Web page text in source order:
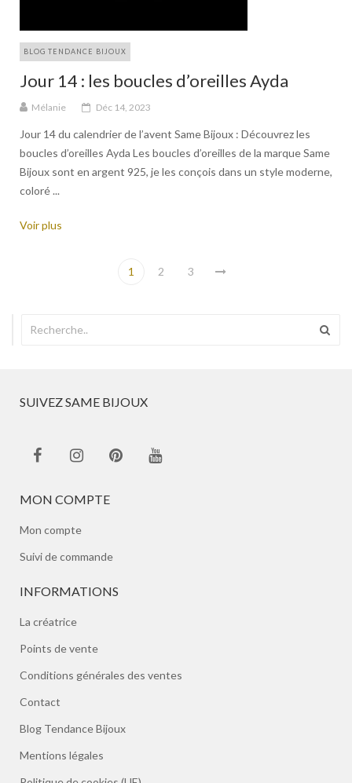
BLOG TENDANCE BIJOUX
Jour 14 : les boucles d’oreilles Ayda
Mélanie Déc 14, 2023
Jour 14 du calendrier de l’avent Same Bijoux : Découvrez les
boucles d’oreilles Ayda Les boucles d’oreilles de la marque Same
Bijoux sont en argent 925, je les conçois dans un style moderne,
coloré ...
Voir plus
1 2 3
SUIVEZ SAME BIJOUX
MON COMPTE
Mon compte
Suivi de commande
INFORMATIONS
La créatrice
Points de vente
Conditions générales des ventes
Contact
Blog Tendance Bijoux
Mentions légales